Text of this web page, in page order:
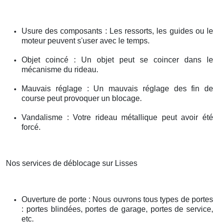
Usure des composants : Les ressorts, les guides ou le
moteur peuvent s'user avec le temps.
Objet coincé : Un objet peut se coincer dans le
mécanisme du rideau.
Mauvais réglage : Un mauvais réglage des fin de
course peut provoquer un blocage.
Vandalisme : Votre rideau métallique peut avoir été
forcé.
Nos services de déblocage sur Lisses
Ouverture de porte : Nous ouvrons tous types de portes
: portes blindées, portes de garage, portes de service,
etc.